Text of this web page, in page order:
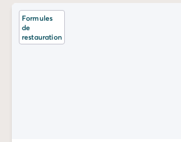
Camping Collioure
Camping Le Barcarès
Camping Limousin
Formules
de
restauration